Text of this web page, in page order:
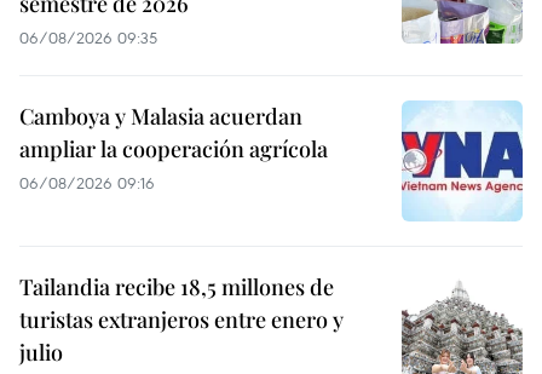
06/08/2026 09:35
Camboya y Malasia acuerdan
ampliar la cooperación agrícola
06/08/2026 09:16
Tailandia recibe 18,5 millones de
turistas extranjeros entre enero y
julio